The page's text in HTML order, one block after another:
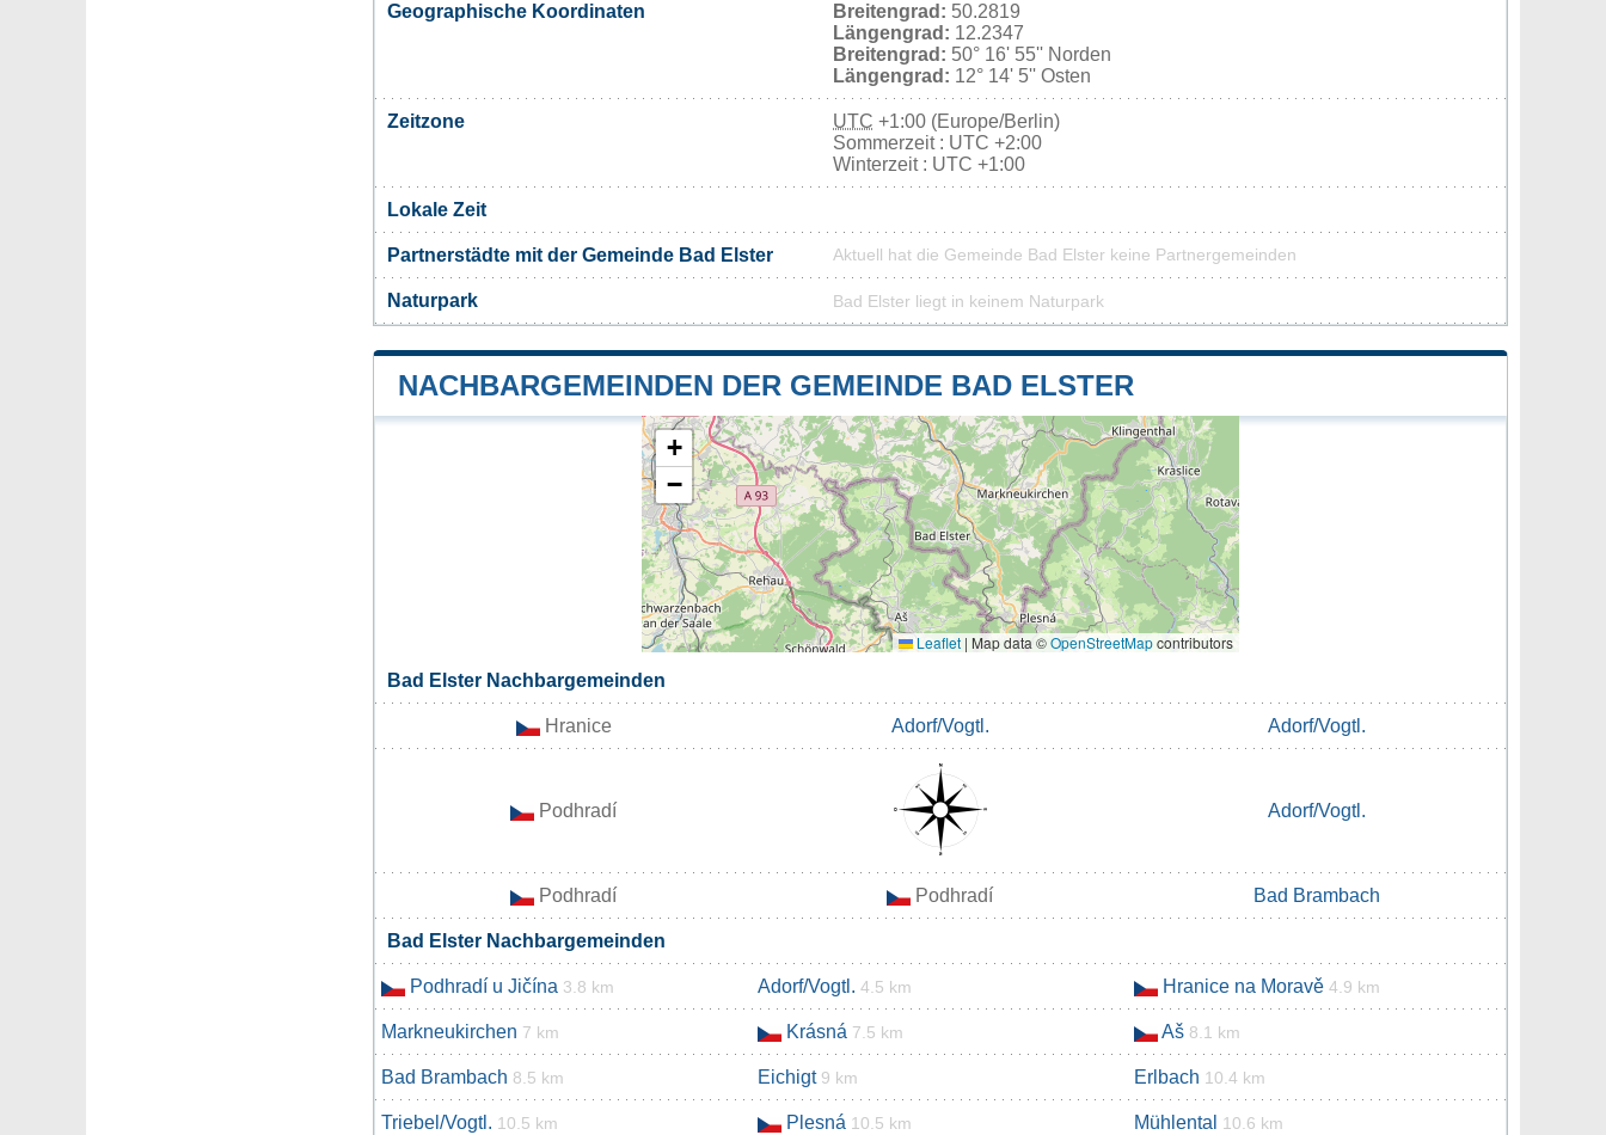
Geographische Koordinaten Breitengrad: 50.2819
Längengrad: 12.2347
Breitengrad: 50° 16' 55'' Norden
Längengrad: 12° 14' 5'' Osten
Zeitzone UTC +1:00 (Europe/Berlin)
Sommerzeit : UTC +2:00
Winterzeit : UTC +1:00
Lokale Zeit
Partnerstädte mit der Gemeinde Bad Elster Aktuell hat die Gemeinde Bad Elster keine Partnergemeinden
Naturpark Bad Elster liegt in keinem Naturpark
NACHBARGEMEINDEN DER GEMEINDE BAD ELSTER
+
−
Leaflet | Map data ©OpenStreetMapcontributors
Bad Elster Nachbargemeinden
Hranice Adorf/Vogtl. Adorf/Vogtl.
Podhradí Adorf/Vogtl.
Podhradí Podhradí Bad Brambach
Bad Elster Nachbargemeinden
Podhradí u Jičína 3.8 km Adorf/Vogtl. 4.5 km Hranice na Moravě 4.9 km
Markneukirchen 7 km Krásná 7.5 km Aš 8.1 km
Bad Brambach 8.5 km Eichigt 9 km Erlbach 10.4 km
Triebel/Vogtl. 10.5 km Plesná 10.5 km Mühlental 10.6 km